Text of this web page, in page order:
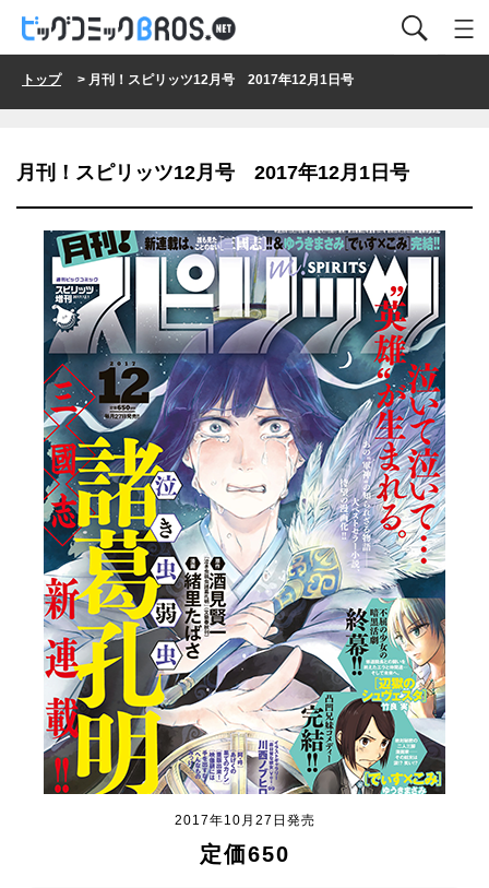
トップ> 月刊！スピリッツ12月号 2017年12月1日号
月刊！スピリッツ12月号 2017年12月1日号
2017年10月27日発売
定価650